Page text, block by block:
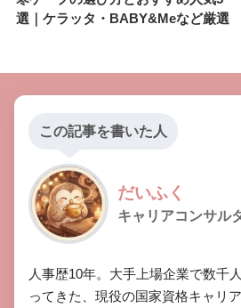
選｜ケラッタ・BABY&Meなど厳選
この記事を書いた人
だいふく
キャリアコンサル
人事歴10年。大手上場企業で数千
ってきた、現役の国家資格キャリ